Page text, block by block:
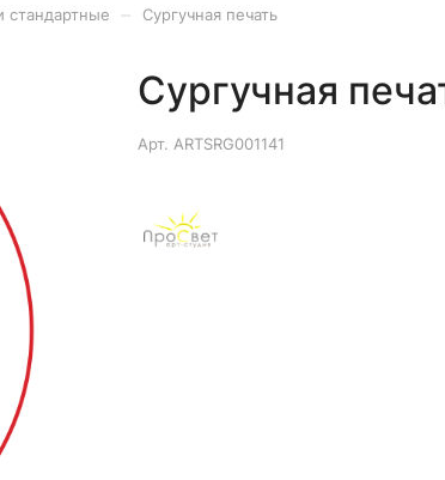
стандартные Сургучная печать
Сургучная
Арт. ARTSRG001141